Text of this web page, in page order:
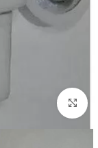
اضغط للتكبير